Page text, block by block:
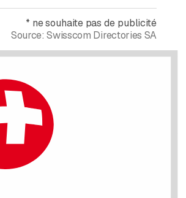
* ne souhaite pas de publicité
Source: Swisscom Directories SA